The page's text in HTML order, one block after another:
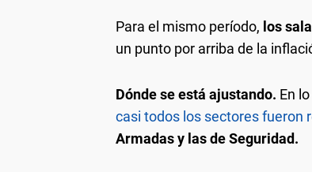
Para el mismo período, los
un punto por arriba de la
Dónde se está ajustando. En
casi todos los sectores fueron
Armadas y las de Seguridad.